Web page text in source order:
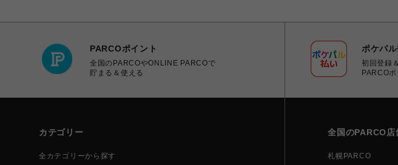
PARCOポイント
全国のPARCOやONLINE PARCOで
貯まる＆使える
ポケパ
初回登録
PARCO
カテゴリー
全カテゴリーから探す
全国のPARCO店
札幌PARCO